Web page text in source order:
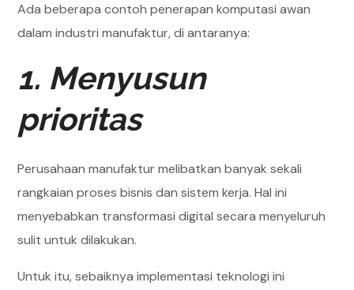
Ada beberapa contoh penerapan komputasi awan
dalam industri manufaktur, di antaranya:
1. Menyusun
prioritas
Perusahaan manufaktur melibatkan banyak sekali
rangkaian proses bisnis dan sistem kerja. Hal ini
menyebabkan transformasi digital secara menyeluruh
sulit untuk dilakukan.
Untuk itu, sebaiknya implementasi teknologi ini